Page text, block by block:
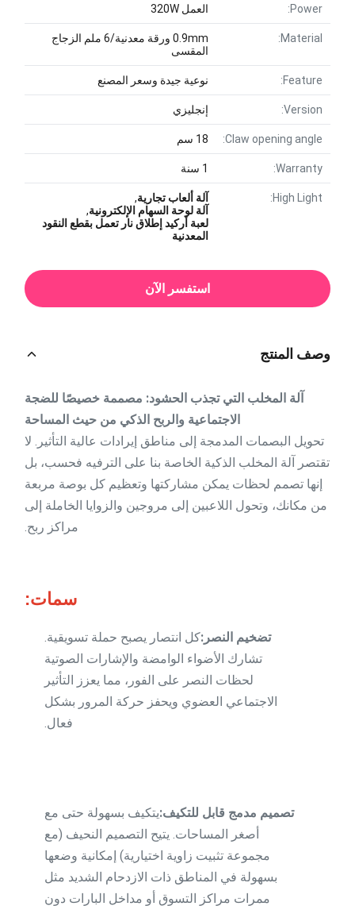
Power: العمل 320W
Material:
0.9mm ورقة معدنية/6 ملم الزجاج
المقسى
Feature: نوعية جيدة وسعر المصنع
Version: إنجليزي
Claw opening angle: 18 سم
Warranty: 1 سنة
High Light: آلة ألعاب تجارية,
آلة لوحة السهام الإلكترونية,
لعبة أركيد إطلاق نار تعمل بقطع النقود
المعدنية
استفسر الآن
وصف المنتج
آلة المخلب التي تجذب الحشود: مصممة خصيصًا للضجة
الاجتماعية والربح الذكي من حيث المساحة
تحويل البصمات المدمجة إلى مناطق إيرادات عالية التأثير. لا
تقتصر آلة المخلب الذكية الخاصة بنا على الترفيه فحسب، بل
إنها تصمم لحظات يمكن مشاركتها وتعظيم كل بوصة مربعة
من مكانك، وتحول اللاعبين إلى مروجين والزوايا الخاملة إلى
مراكز ربح.
سمات:
تضخيم النصر:كل انتصار يصبح حملة تسويقية.
تشارك الأضواء الوامضة والإشارات الصوتية
لحظات النصر على الفور، مما يعزز التأثير
الاجتماعي العضوي ويحفز حركة المرور بشكل
فعال.
تصميم مدمج قابل للتكيف:يتكيف بسهولة حتى مع
أصغر المساحات. يتيح التصميم النحيف (مع
مجموعة تثبيت زاوية اختيارية) إمكانية وضعها
بسهولة في المناطق ذات الازدحام الشديد مثل
ممرات مراكز التسوق أو مداخل البارات دون